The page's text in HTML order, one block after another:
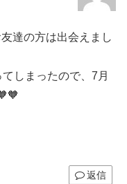
達の方は出会えまし
しまったので、7月
返信